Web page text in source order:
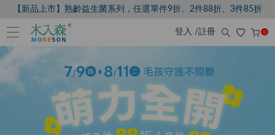
【新品上市】熟齡益生菌系列，任選單件9折、2件88折、3件85折
登入 /註冊 0